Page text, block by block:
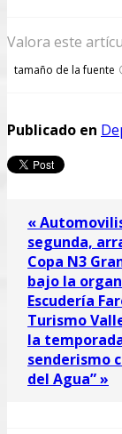
Valora este
tamaño de la fuente
Publicado en
«
segunda,
Copa N3
bajo la
Escudería
Turismo
la
senderismo
del Agua” »